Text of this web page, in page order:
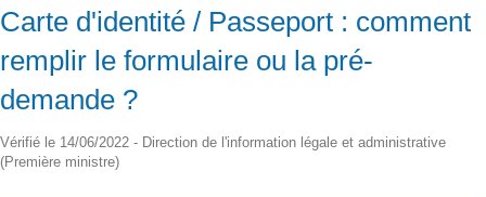
Carte d'identité / Passeport : comment
remplir le formulaire ou la pré-
demande ?
Vérifié le 14/06/2022 - Direction de l'information légale et administrative
(Première ministre)